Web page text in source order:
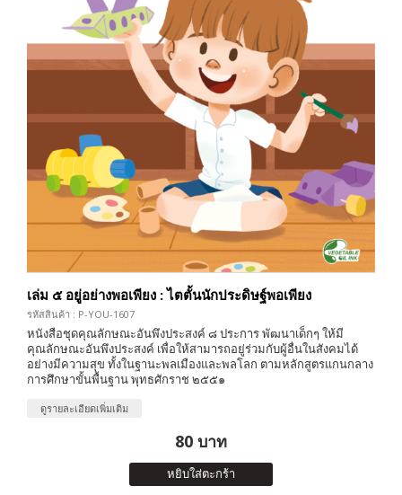
เล่ม ๕ อยู่อย่างพอเพียง : ไตตั้นนักประดิษฐ์พอเพียง
รหัสสินค้า : P-YOU-1607
หนังสือชุดคุณลักษณะอันพึงประสงค์ ๘ ประการ พัฒนาเด็กๆ ให้มี
คุณลักษณะอันพึงประสงค์ เพื่อให้สามารถอยู่ร่วมกับผู้อื่นในสังคมได้
อย่างมีความสุข ทั้งในฐานะพลเมืองและพลโลก ตามหลักสูตรแกนกลาง
การศึกษาขั้นพื้นฐาน พุทธศักราช ๒๕๕๑
ดูรายละเอียดเพิ่มเติม
80 บาท
หยิบใส่ตะกร้า